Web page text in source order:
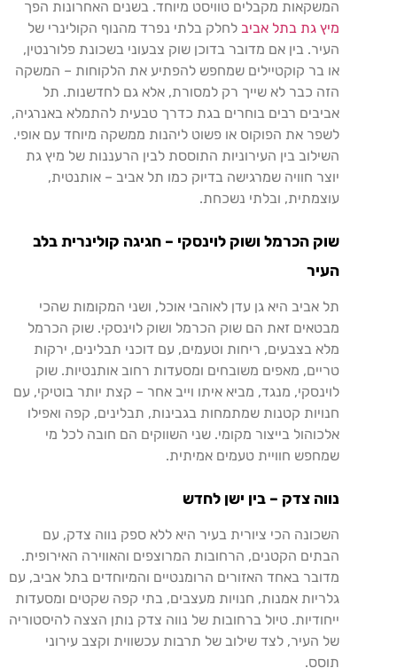
המשקאות מקבלים טוויסט מיוחד. בשנים האחרונות הפך
מיץ גת בתל אביב לחלק בלתי נפרד מהנוף הקולינרי של
העיר. בין אם מדובר בדוכן שוק צבעוני בשכונת פלורנטין,
או בר קוקטיילים שמחפש להפתיע את הלקוחות – המשקה
הזה כבר לא שייך רק למסורת, אלא גם לחדשנות. תל
אביבים רבים בוחרים בגת כדרך טבעית להתמלא באנרגיה,
לשפר את הפוקוס או פשוט ליהנות ממשקה מיוחד עם אופי.
השילוב בין העירוניות התוססת לבין הרעננות של מיץ גת
יוצר חוויה שמרגישה בדיוק כמו תל אביב – אותנטית,
עוצמתית, ובלתי נשכחת.
שוק הכרמל ושוק לוינסקי – חגיגה קולינרית בלב
העיר
תל אביב היא גן עדן לאוהבי אוכל, ושני המקומות שהכי
מבטאים זאת הם שוק הכרמל ושוק לוינסקי. שוק הכרמל
מלא בצבעים, ריחות וטעמים, עם דוכני תבלינים, ירקות
טריים, מאפים משובחים ומסעדות רחוב אותנטיות. שוק
לוינסקי, מנגד, מביא איתו וייב אחר – קצת יותר בוטיקי, עם
חנויות קטנות שמתמחות בגבינות, תבלינים, קפה ואפילו
אלכוהול בייצור מקומי. שני השווקים הם חובה לכל מי
שמחפש חוויית טעמים אמיתית.
נווה צדק – בין ישן לחדש
השכונה הכי ציורית בעיר היא ללא ספק נווה צדק, עם
הבתים הקטנים, הרחובות המרוצפים והאווירה האירופית.
מדובר באחד האזורים הרומנטיים והמיוחדים בתל אביב, עם
גלריות אמנות, חנויות מעצבים, בתי קפה שקטים ומסעדות
ייחודיות. טיול ברחובות של נווה צדק נותן הצצה להיסטוריה
של העיר, לצד שילוב של תרבות עכשווית וקצב עירוני
תוסס.